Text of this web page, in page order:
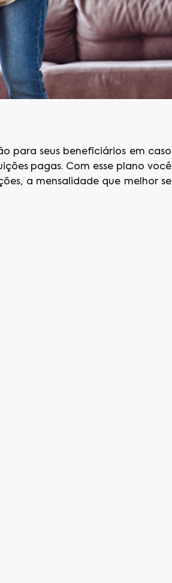
para seus beneficiários em caso
pagas. Com esse plano você
a mensalidade que melhor se